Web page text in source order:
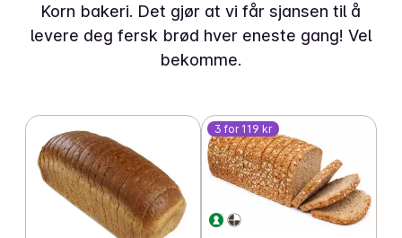
Korn bakeri. Det gjør at vi får sjansen til å
levere deg fersk brød hver eneste gang! Vel
bekomme.
3 for 119 kr